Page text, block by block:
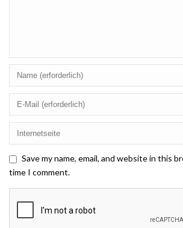
Save my name, email, and website in this
time I comment.